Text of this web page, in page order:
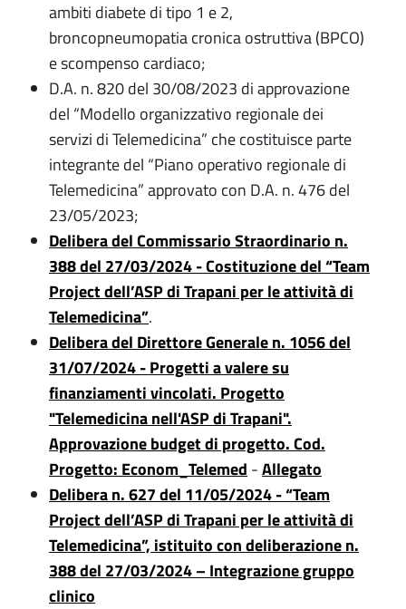
ambiti diabete di tipo 1 e 2,
broncopneumopatia cronica ostruttiva (BPCO)
e scompenso cardiaco;
D.A. n. 820 del 30/08/2023 di approvazione
del “Modello organizzativo regionale dei
servizi di Telemedicina” che costituisce parte
integrante del “Piano operativo regionale di
Telemedicina” approvato con D.A. n. 476 del
23/05/2023;
Delibera del Commissario Straordinario n.
388 del 27/03/2024 - Costituzione del “Team
Project dell’ASP di Trapani per le attività di
Telemedicina”.
Delibera del Direttore Generale n. 1056 del
31/07/2024 - Progetti a valere su
finanziamenti vincolati. Progetto
"Telemedicina nell'ASP di Trapani".
Approvazione budget di progetto. Cod.
Progetto: Econom_Telemed -Allegato
Delibera n. 627 del 11/05/2024 - “Team
Project dell’ASP di Trapani per le attività di
Telemedicina”, istituito con deliberazione n.
388 del 27/03/2024 – Integrazione gruppo
clinico